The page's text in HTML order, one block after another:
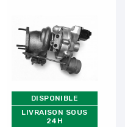
DISPONIBLE
LIVRAISON SOUS
24H